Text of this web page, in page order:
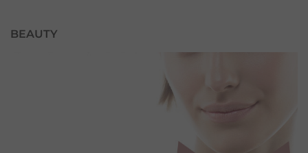
BEAUTY